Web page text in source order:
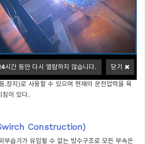
시간 동안 다시 열람하지 않습니다. 닫기
설치되며, 한국소방기술원의 형식승인을 받은 기
압력이 20㎏/㎠이며 LOW(a접점)와 HIGH(b접
됨으로 전자적 자기유지회로가 필요없고, 표시눈금
,정지)로 사용할 수 있으며 현재의 운전압력을 육
침이 있다.
Construction)
부습기가 유입될 수 없는 방수구조로 모든 부속은